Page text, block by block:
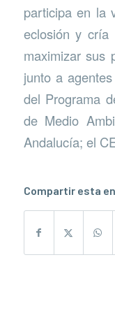
participa en la
eclosión y cría
maximizar sus
junto a
del Programa
de Medio
Andalucía; el
Compartir esta